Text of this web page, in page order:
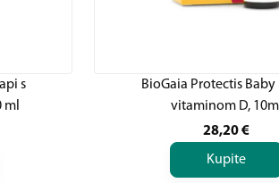
s
ml
BioGaia Protectis Baby
vitaminom D, 10ml
28,20€
Kupite